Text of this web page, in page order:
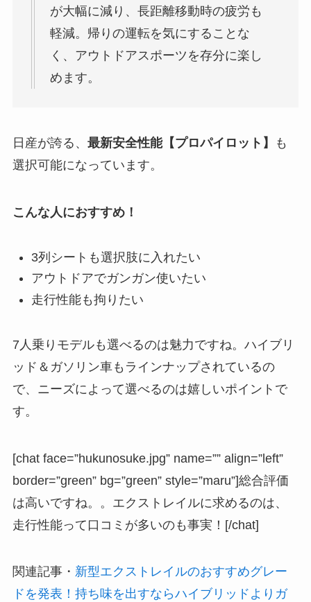
が大幅に減り、長距離移動時の疲労も
軽減。帰りの運転を気にすることな
く、アウトドアスポーツを存分に楽し
めます。
日産が誇る、 最新安全性能【プロパイロット】
も
選択可能になっています。
こんな人におすすめ！
3列シートも選択肢に入れたい
アウトドアでガンガン使いたい
走行性能も拘りたい
7人乗りモデルも選べるのは魅力ですね。ハイブリ
ッド＆ガソリン車もラインナップされているの
で、ニーズによって選べるのは嬉しいポイントで
す。
[chat face=”hukunosuke.jpg” name=”” align=”left”
border=”green” bg=”green” style=”maru”]総合評価
は高いですね。。エクストレイルに求めるのは、
走行性能って口コミが多いのも事実！[/chat]
関連記事・ 新型エクストレイルのおすすめグレー
ドを発表！持ち味を出すならハイブリッドよりガ